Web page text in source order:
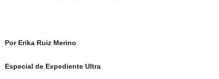
Por Erika Ruiz Merino
Especial de Expediente Ultra